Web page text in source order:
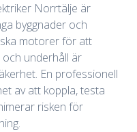
Norrtälje är
byggnader och
motorer för att
underhåll är
En professionell
av att koppla, testa
risken för